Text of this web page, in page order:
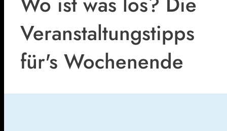
Veranstaltungstipps
für's Wochenende